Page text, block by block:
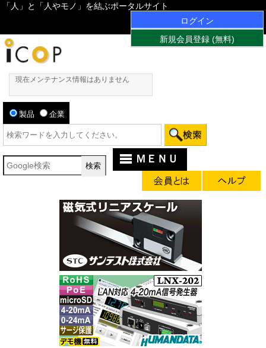
「人」と「人やモノ」を結ぶポータルサイト
ログイン
新規会員登録 (無料)
現在メンテナンス情報はありません
製品 企業
ＭＥＮＵ